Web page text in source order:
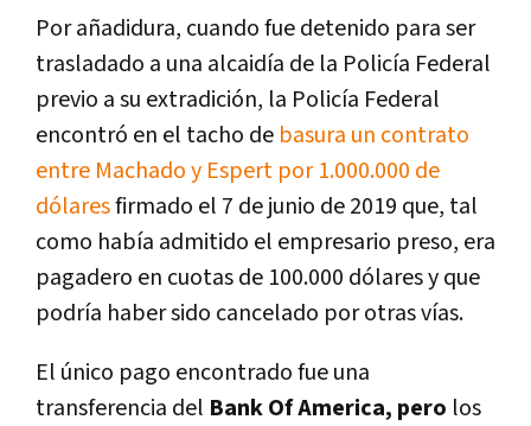
Por añadidura, cuando fue detenido para ser
trasladado a una alcaidía de la Policía Federal
previo a su extradición, la Policía Federal
encontró en el tacho de basura un contrato
entre Machado y Espert por 1.000.000 de
dólaresfirmado el 7 de junio de 2019 que, tal
como había admitido el empresario preso, era
pagadero en cuotas de 100.000 dólares y que
podría haber sido cancelado por otras vías.
El único pago encontrado fue una
transferencia del Bank Of America, pero los